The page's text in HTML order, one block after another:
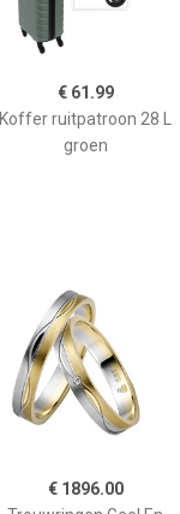
€ 61.99
Koffer ruitpatroon 28 L
groen
€ 1896.00